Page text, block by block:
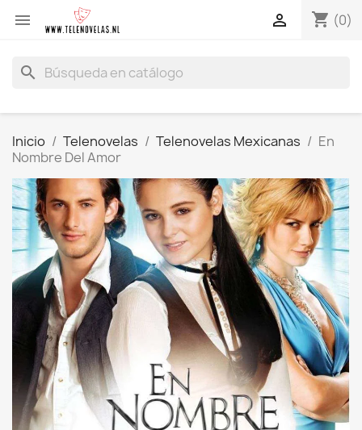
 shopping_cart (0)

search
Inicio Telenovelas Telenovelas Mexicanas
En
Nombre Del Amor